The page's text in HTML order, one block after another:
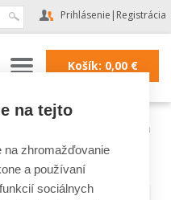
Prihlásenie | Registrácia
Košík: 0,00€
Keramická krytina Roben
krytina
na tejto
na zhromažďovanie
a používaní
sociálnych